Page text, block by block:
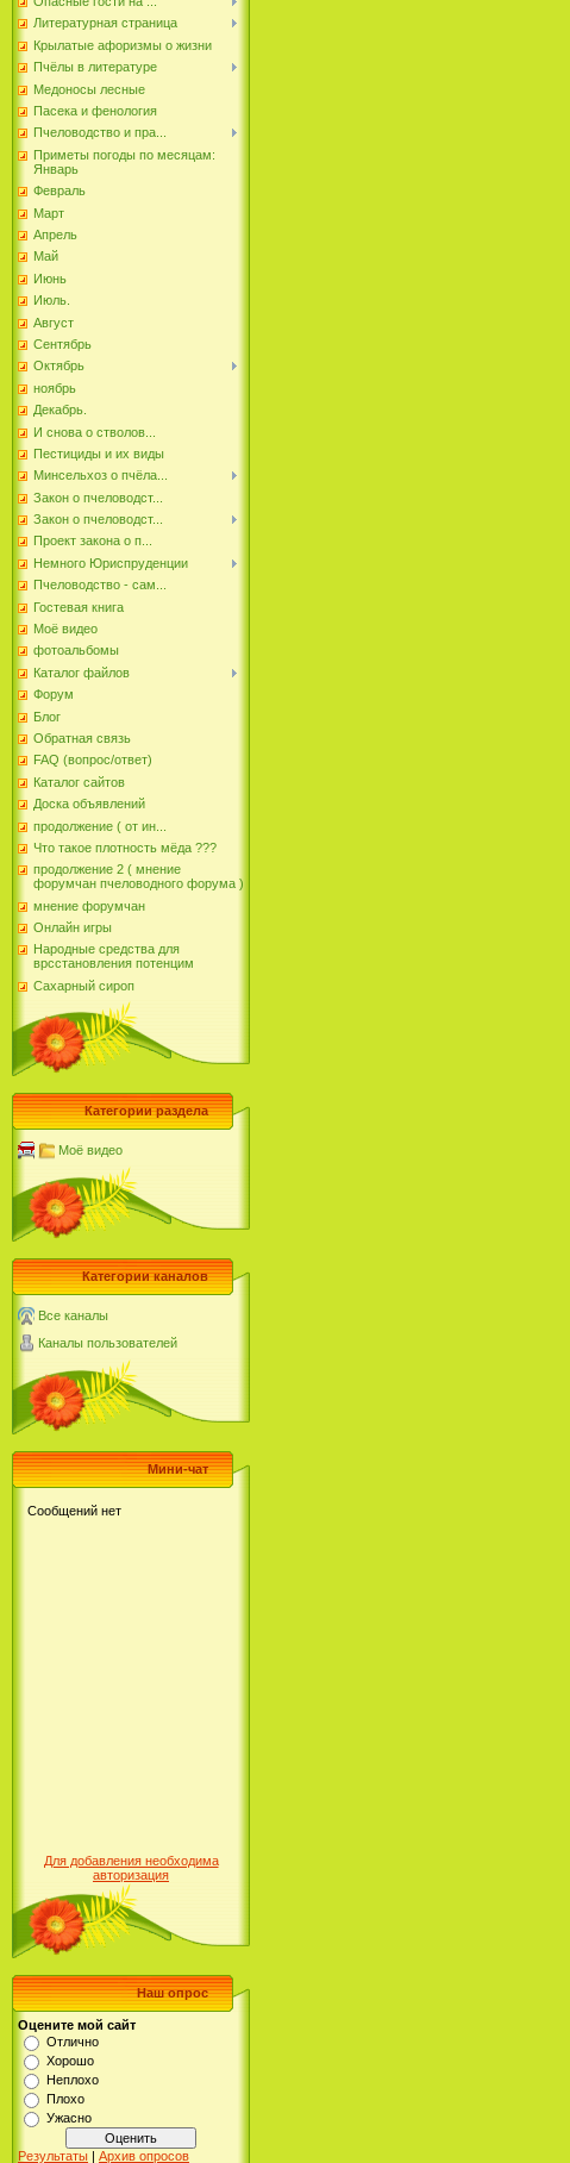
Литературная страница
Крылатые афоризмы о жизни
Пчёлы в литературе
Медоносы лесные
Пасека и фенология
Пчеловодство и пра...
Приметы погоды по месяцам:
Январь
Февраль
Март
Апрель
Май
Июнь
Июль.
Август
Сентябрь
Октябрь
ноябрь
Декабрь.
И снова о стволов...
Пестициды и их виды
Минсельхоз о пчёла...
Закон о пчеловодст...
Закон о пчеловодст...
Проект закона о п...
Немного Юриспруденции
Пчеловодство - сам...
Гостевая книга
Моё видео
фотоальбомы
Каталог файлов
Форум
Блог
Обратная связь
FAQ (вопрос/ответ)
Каталог сайтов
Доска объявлений
продолжение ( от ин...
Что такое плотность мёда ???
продолжение 2 ( мнение
форумчан пчеловодного форума )
мнение форумчан
Онлайн игры
Народные средства для
врсстановления потенцим
Сахарный сироп
Категории раздела
Моё видео
Категории каналов
Все каналы
Каналы пользователей
Мини-чат
Для добавления необходима
авторизация
Наш опрос
Оцените мой сайт
Отлично
Хорошо
Неплохо
Плохо
Ужасно
Результаты | Архив опросов